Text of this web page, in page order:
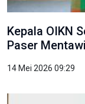
Kepala OIKN
Paser
14 Mei 2026 09:29